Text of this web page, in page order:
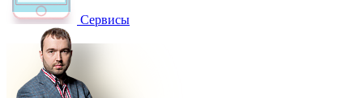
Сервисы